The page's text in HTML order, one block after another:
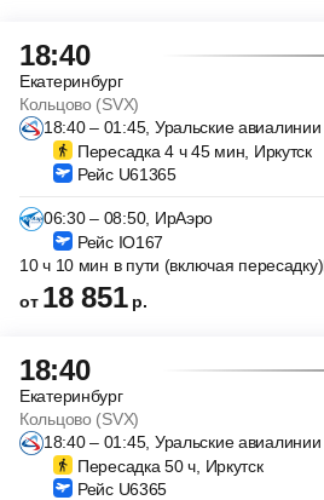
18:40
Екатеринбург
Кольцово (SVX)
18:40 – 01:45, Уральские авиалинии
Пересадка 4 ч 45 мин, Иркутск
Рейс U61365
06:30 – 08:50, ИрАэро
Рейс IO167
10 ч 10 мин в пути (включая пересадку)
от 18 851 р.
18:40
Екатеринбург
Кольцово (SVX)
18:40 – 01:45, Уральские авиалинии
Пересадка 50 ч, Иркутск
Рейс U6365